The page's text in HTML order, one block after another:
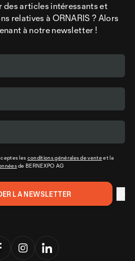
des articles intéressants et
relatives à ORNARIS ? Alors
à notre newsletter !
les conditions générales de venteet la
de BERNEXPO AG